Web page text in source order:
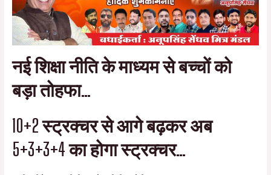
नई शिक्षा नीति के माध्यम से बच्चों को
बड़ा तोहफा…
10+2 स्ट्रक्चर से आगे बढ़कर अब
5+3+3+4 का होगा स्ट्रक्चर…